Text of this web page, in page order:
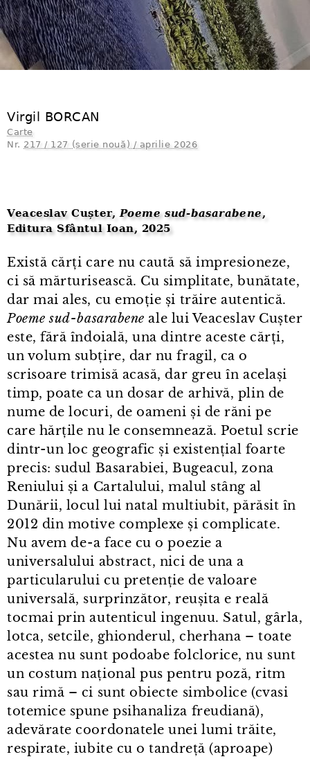
Virgil BORCAN
Carte
Nr. 217 / 127 (serie nouă) / aprilie 2026
Veaceslav Cușter,Poeme sud⁠-⁠basarabene,
Editura Sfântul Ioan, 2025
Există cărți care nu caută să impresioneze,
ci să mărturisească. Cu simplitate, bunătate,
dar mai ales, cu emoție și trăire autentică.
Poeme sud⁠-⁠basarabene ale lui Veaceslav Cușter
este, fără îndoială, una dintre aceste cărți,
un volum subțire, dar nu fragil, ca o
scrisoare trimisă acasă, dar greu în același
timp, poate ca un dosar de arhivă, plin de
nume de locuri, de oameni și de răni pe
care hărțile nu le consemnează. Poetul scrie
dintr⁠-⁠un loc geografic și existențial foarte
precis: sudul Basarabiei, Bugeacul, zona
Reniului și a Cartalului, malul stâng al
Dunării, locul lui natal multiubit, părăsit în
2012 din motive complexe și complicate.
Nu avem de⁠-⁠a face cu o poezie a
universalului abstract, nici de una a
particularului cu pretenție de valoare
universală, surprinzător, reușita e reală
tocmai prin autenticul ingenuu. Satul, gârla,
lotca, setcile, ghionderul, cherhana – toate
acestea nu sunt podoabe folclorice, nu sunt
un costum național pus pentru poză, ritm
sau rimă – ci sunt obiecte simbolice (cvasi
totemice spune psihanaliza freudiană),
adevărate coordonatele unei lumi trăite,
respirate, iubite cu o tandreță (aproape)